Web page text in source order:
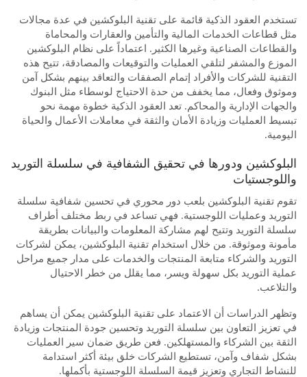
تستخدم العقود الذكية قائمة على تقنية البلوكشين في عدة مجالات
مثل قطاعات الخدمات المالية والتأمين والعقارات والمحاماة
والقطاعات الصناعية وغيرها الكثير. اعتماداً على نظام البلوكشين
الموزع والمشفر لتلقي العمليات والتوقيعات والمصادقة، تتيح هذه
التقنية للشركات والأفراد إتمام الصفقات والتعاقد بينهم بشكل آمن
وموثوق وفعال، مما يخفف من حدة الاحتياج لوسطاء مثل البنوك
والجهات الإدارية والمحاكم. تعد العقود الذكية خطوة مهمة نحو
تبسيط العمليات وزيادة الأمان والثقة في معاملات الأعمال والحياة
اليومية.
البلوكشين ودورها في تحقيق الشفافية في سلسلة التوريد
واللوجستيات
تقوم تقنية البلوكشين بلعب دور محوري في تحسين شفافية سلسلة
التوريد وعمليات اللوجستية. فهي تساعد في ربط مختلف أطراف
سلسلة التوريد وتتيح لهم مشاركة المعلومات والبيانات بطريقة
مأمونة وموثوقة. من خلال استخدام تقنية البلوكشين، يمكن لشركات
التوريد والشركاء متابعة المنتجات والخدمات على مدار جميع مراحل
عملية التوريد بكل سهولة ويسر، مما يقلل من خطر الاحتيال
والتلاعب.
وتظهر الدراسات أن الاعتماد على تقنية البلوكشين يمكن أن يساهم
في تعزيز التعاون بين سلسلة التوريد وتحسين جودة المنتجات وزيادة
الثقة بين الشركاء والمستهلكين. فعن طريق ضمان سير العمليات
بشكل شفاف وآمن، تستطيع الشركات خلق بيئة أكثر استدامة
للنشاط التجاري وتعزيز قيمة السلسلة اللوجستية بأكملها.